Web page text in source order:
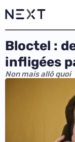
Bloctel :
infligées
Non mais allô quoi